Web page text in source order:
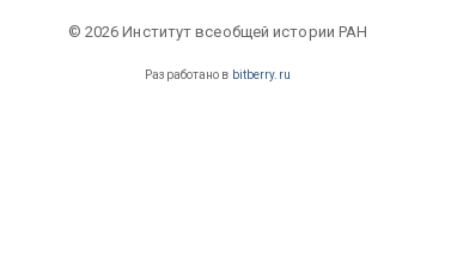
© 2026 Институт всеобщей истории РАН
Разработано в bitberry.ru